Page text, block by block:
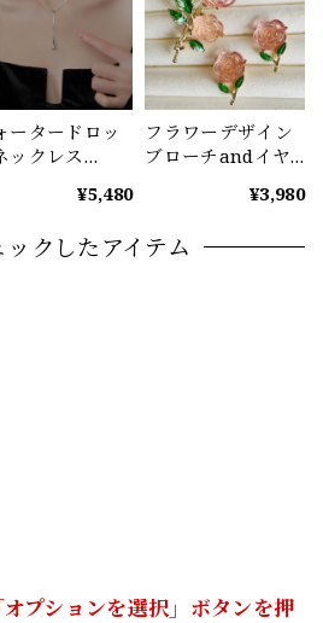
ータードロッ
ックレス
¥5,480
フラワーデザイン
ブローチandイヤ
¥3,980
クしたアイテム
プションを選択」ボタンを押